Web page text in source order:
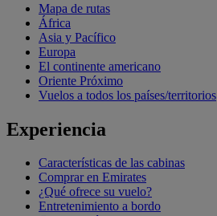
Mapa de rutas
África
Asia y Pacífico
Europa
El continente americano
Oriente Próximo
Vuelos a todos los países/territorios
Experiencia
Características de las cabinas
Comprar en Emirates
¿Qué ofrece su vuelo?
Entretenimiento a bordo